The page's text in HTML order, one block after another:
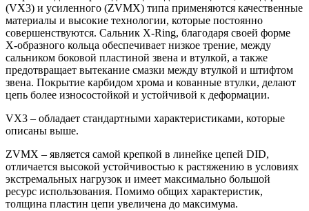
(VX3) и усиленного (ZVMX) типа применяются качественные
материалы и высокие технологии, которые постоянно
совершенствуются. Сальник X-Ring, благодаря своей форме
X-образного кольца обеспечивает низкое трение, между
сальником боковой пластиной звена и втулкой, а также
предотвращает вытекание смазки между втулкой и штифтом
звена. Покрытие карбидом хрома и кованные втулки, делают
цепь более износостойкой и устойчивой к деформации.
VX3 – обладает стандартными характеристиками, которые
описаны выше.
ZVMX – является самой крепкой в линейке цепей DID,
отличается высокой устойчивостью к растяжению в условиях
экстремальных нагрузок и имеет максимально большой
ресурс использования. Помимо общих характеристик,
толщина пластин цепи увеличена до максимума.